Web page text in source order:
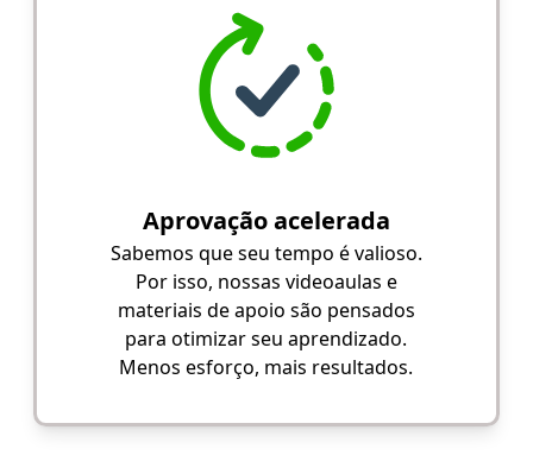
Aprovação acelerada
Sabemos que seu tempo é valioso.
Por isso, nossas videoaulas e
materiais de apoio são pensados
para otimizar seu aprendizado.
Menos esforço, mais resultados.